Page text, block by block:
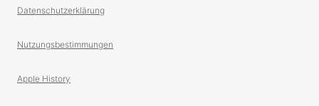
Datenschutzerklärung
Nutzungsbestimmungen
Apple History